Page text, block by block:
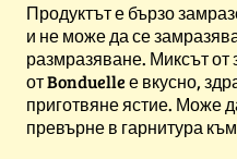
Продуктът е бързо
и не може да се
размразяване. Миксът
от Bonduelle е вкусно,
приготвяне ястие. Може
превърне в гарнитура